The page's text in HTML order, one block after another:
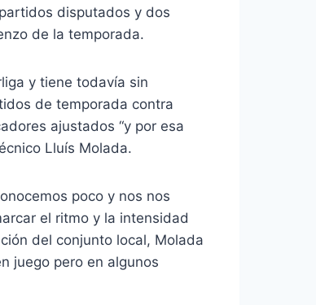
disputados y dos
de la temporada.
y tiene todavía sin
de temporada contra
ajustados “y por esa
Lluís Molada.
poco y nos nos
el ritmo y la intensidad
del conjunto local, Molada
juego pero en algunos